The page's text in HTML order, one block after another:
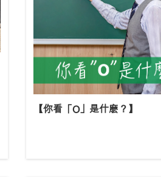
【你看「O」是什麽？】